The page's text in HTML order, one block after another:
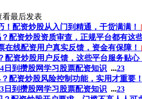
看最后发表
！配资炒股从入门到精通，干货满满！
配资炒股资质审查，正规平台都有这
线配资用户真实反馈，资金有保障！
资炒股用户反馈，这些平台服务贴心
日到攒股网学习股票配资知识 ...23
配资炒股风险控制功能，实用才重要！
日到攒股网学习股票配资知识 ...23